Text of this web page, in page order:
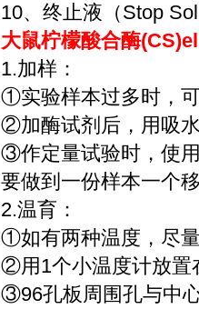
10、终止液（Stop
大鼠柠檬酸合酶
1.加样：
①实验样本过多时，
②加酶试剂后，用吸
③作定量试验时，使
要做到一份样本一个
2.温育：
①如有两种温度，尽
②用1个小温度计放置
③96孔板周围孔与中